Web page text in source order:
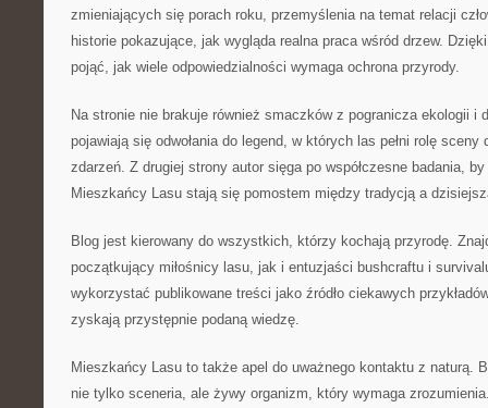
zmieniających się porach roku, przemyślenia na temat relacji
historie pokazujące, jak wygląda realna praca wśród drzew.
pojąć, jak wiele odpowiedzialności wymaga ochrona przyrody.
Na stronie nie brakuje również smaczków z pogranicza ekologii i
pojawiają się odwołania do legend, w których las pełni rolę sceny
zdarzeń. Z drugiej strony autor sięga po współczesne badania,
Mieszkańcy Lasu stają się pomostem między tradycją a
Blog jest kierowany do wszystkich, którzy kochają przyrodę.
początkujący miłośnicy lasu, jak i entuzjaści bushcraftu i
wykorzystać publikowane treści jako źródło ciekawych
zyskają przystępnie podaną wiedzę.
Mieszkańcy Lasu to także apel do uważnego kontaktu z naturą.
nie tylko sceneria, ale żywy organizm, który wymaga